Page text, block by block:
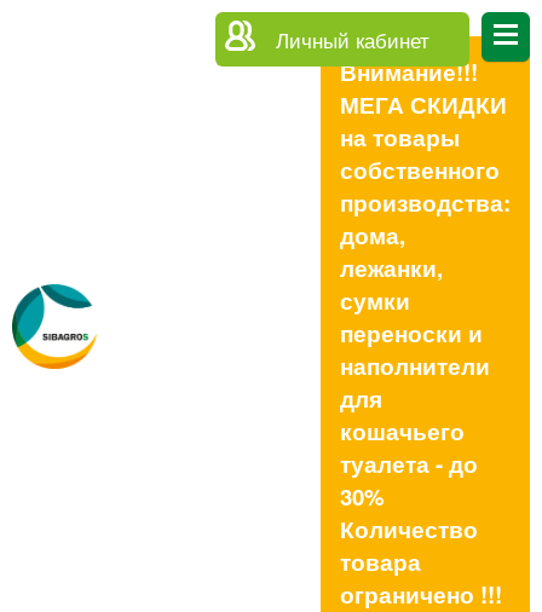
Личный кабинет
Внимание!!!
МЕГА СКИДКИ
на товары
собственного
производства:
дома,
лежанки,
сумки
переноски и
наполнители
для
кошачьего
туалета - до
30%
Количество
товара
ограничено !!!